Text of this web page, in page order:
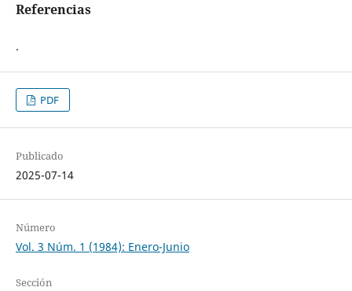
Referencias
.
PDF
Publicado
2025-07-14
Número
Vol. 3 Núm. 1 (1984): Enero-Junio
Sección